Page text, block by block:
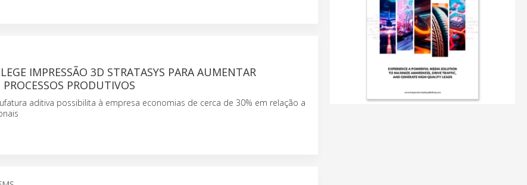
IMPRESSÃO 3D STRATASYS PARA AUMENTAR
PROCESSOS PRODUTIVOS
aditiva possibilita à empresa economias de cerca de 30% em relação a